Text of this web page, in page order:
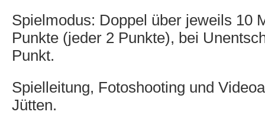
Spielmodus: Doppel über jeweils 10
Punkte (jeder 2 Punkte), bei
Punkt.
Spielleitung, Fotoshooting und
Jütten.